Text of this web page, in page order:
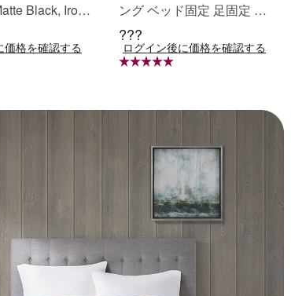
Black, Iron
Lights
Vanity L
価格を確認する
ング ベッド固定 足固定 腹
筋器具 腹筋マシン 足を押さ
える 足を押さえる トレーニ
ング器具 エクササイズ ダイ
1-R
???
ログイン後に価格を確認する